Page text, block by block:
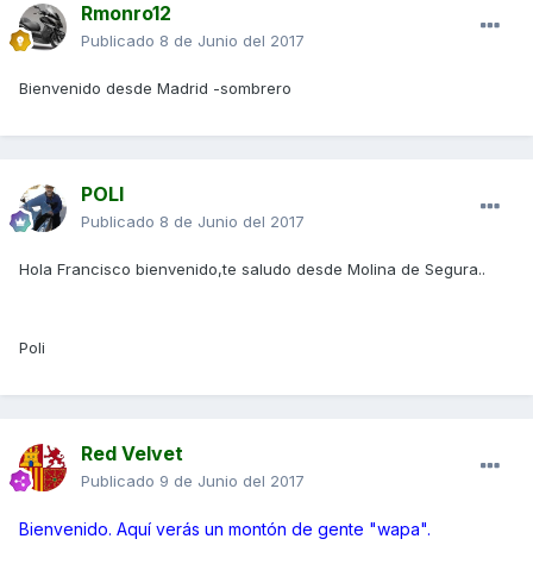
Rmonro12
Publicado 8 de Junio del 2017
Bienvenido desde Madrid -sombrero
POLI
Publicado 8 de Junio del 2017
Hola Francisco bienvenido,te saludo desde Molina de Segura..
Poli
Red Velvet
Publicado 9 de Junio del 2017
Bienvenido. Aquí verás un montón de gente "wapa".